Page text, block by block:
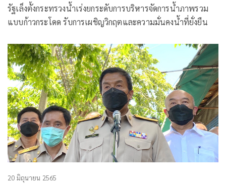
รัฐเล็งตั้งกระทรวงน้ำเร่งยกระดับการบริหารจัดการน้ำภาพรวม
แบบก้าวกระโดด รับการเผชิญวิกฤตและความมั่นคงน้ำที่ยั่งยืน
20 มิถุนายน 2565